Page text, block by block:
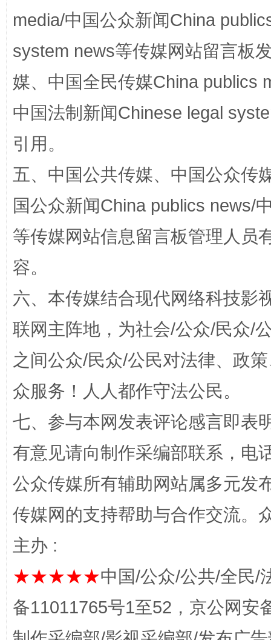
漫山遍野的桃花与雪山、麦地、白藏房 除
招工难、用工荒背后
网上购药对药下症？
media/中国公众新闻China
system news等传媒网站留言板
媒、中国全民传媒China publics
中国法制新闻Chinese legal
引用。
五、中国公共传媒、中国公众传
国公众新闻China publics news/
等传媒网站信息留言板管理人员
容。
六、本传媒结合现代网络科技影
联网主阵地，为社会/公众/民众/
之间公众/民众/公民对法律、政
众服务！人人都作守法公民。
七、参与本网发表评论感言即表
有意见请向制作采编部联系，电
公众传媒所有辅助网站属多元发
传媒网的支持帮助与合作交流。
主办 :
★★★★★中国/公众/公共/全民/
备11011765号1至52，京公网安